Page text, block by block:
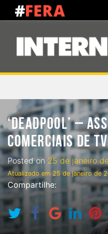
‘DEADPOOL’ –
COMERCIAIS DE TV
Posted on 25 de janeiro
Atualizado em25 de janeiro de
Compartilhe: